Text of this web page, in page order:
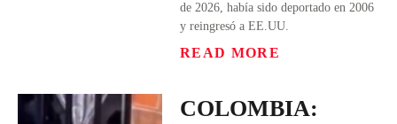
de 2026, había sido deportado en 2006
y reingresó a EE.UU.
READ MORE
COLOMBIA: